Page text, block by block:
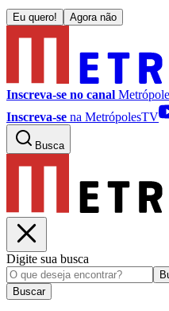
Eu quero! Agora não
Inscreva-se no canal
Inscreva-se na MetrópolesTV
Busca
Digite sua busca
Buscar